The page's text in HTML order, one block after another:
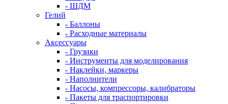
- ШДМ
Гелий
- Баллоны
- Расходные материалы
Аксессуары
- Грузики
- Инструменты для моделирования
- Наклейки, маркеры
- Наполнители
- Насосы, компрессоры, калибраторы
- Пакеты для траспортировки